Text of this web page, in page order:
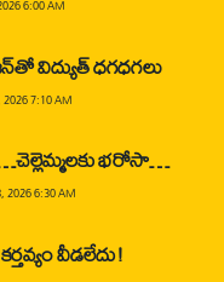
6:00 AM
విద్యుత్ ధగధగలు
7:10 AM
భరోసా…
2026 6:30 AM
వీడలేదు!